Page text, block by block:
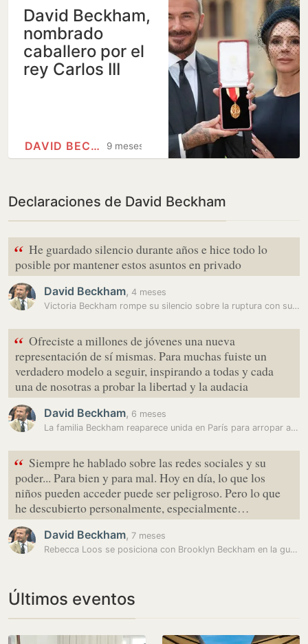
David Beckham,
nombrado
caballero por el
rey Carlos III
9 meses
DAVID BECKHAM
Declaraciones de David Beckham
“ He guardado silencio durante años e hice todo lo
posible por mantener estos asuntos en privado
David Beckham, 4 meses
Victoria Beckham rompe su silencio sobre la ruptura con su hijo…
“ Ofreciste a millones de jóvenes una nueva
representación de sí mismas. Para muchas fuiste un
verdadero modelo a seguir, inspirando a todas y cada
una de nosotras a probar la libertad y la audacia
David Beckham, 6 meses
La familia Beckham reaparece unida en París para arropar a Victoria…
“ Siempre he hablado sobre las redes sociales y su
poder... Para bien y para mal. Hoy en día, lo que los
niños pueden acceder puede ser peligroso. Pero lo que
he descubierto personalmente, especialmente…
David Beckham, 7 meses
Rebecca Loos se posiciona con Brooklyn Beckham en la guerra familiar:…
Últimos eventos